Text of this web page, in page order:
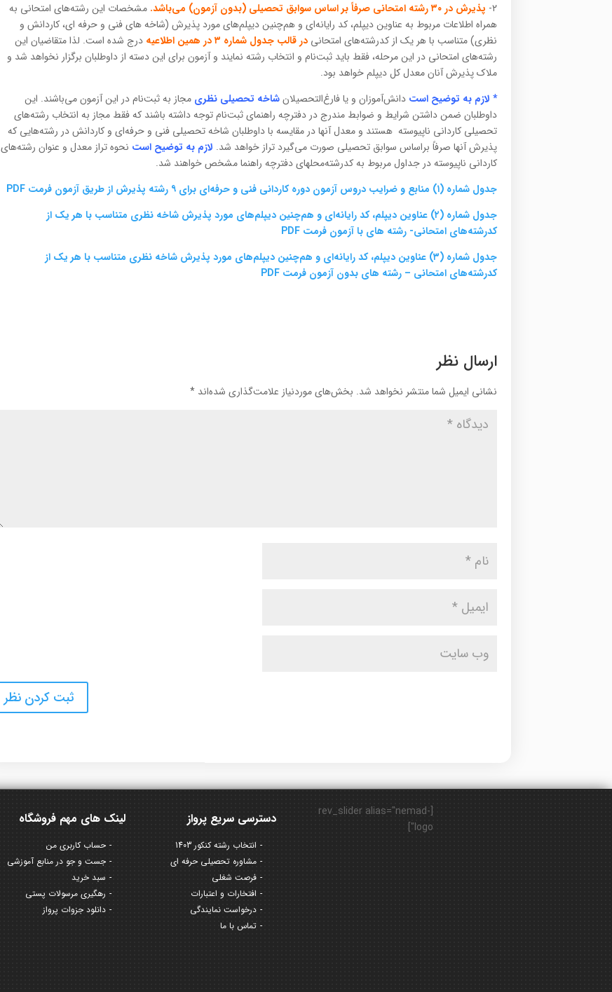
۲- پذیرش در ۳۰ رشته امتحانی صرفاً بر اساس سوابق تحصیلی (بدون آزمون) می‌باشد.
مشخصات این رشته‌های امتحانی به
همراه اطلاعات مربوط به عناوین دیپلم، کد رایانه‌ای و هم‌چنین دیپلم‌های مورد پذیرش (شاخه های فنی و حرفه ای، کاردانش و
نظری) متناسب با هر یک از کدرشته‌های امتحانی در قالب جدول شماره ۳ در همین اطلاعیه
درج شده است. لذا متقاضیان این
رشته‌های امتحانی در این مرحله، فقط باید ثبت‌نام و انتخاب رشته نمایند و آزمون برای این دسته از داوطلبان برگزار نخواهد شد و
ملاک پذیرش آنان معدل کل دیپلم خواهد بود.
* لازم به توضیح است دانش‌آموزان و یا فارغ‌التحصیلانشاخه تحصیلی نظری مجاز به ثبت‌نام در این آزمون می‌باشند. این
داوطلبان ضمن داشتن شرایط و ضوابط مندرج در دفترچه‌ راهنمای ثبت‌نام توجه داشته باشند که فقط مجاز به انتخاب رشته‌های
تحصیلی کاردانی ناپیوسته هستند و معدل آنها در مقایسه با داوطلبان شاخه تحصیلی فنی و حرفه‌ای و کاردانش در رشته‌هایی که
پذیرش آنها صرفاً براساس سوابق تحصیلی صورت می‌گیرد تراز خواهد شد. لازم به توضیح است نحوه تراز معدل و عنوان رشته‌های
کاردانی ناپیوسته در جداول مربوط به کدرشته‌محلهای دفترچه راهنما مشخص خواهند شد.
جدول شماره (۱) منابع و ضرایب دروس آزمون دوره کاردانی فنی و حرفه‌ای برای ۹ رشته پذیرش از طریق آزمون فرمت PDF
جدول شماره (۲) عناوین دیپلم، کد رایانه‌ای و هم‌چنین دیپلم‌های مورد پذیرش شاخه نظری متناسب با هر یک از
کدرشته‌های امتحانی- رشته های با آزمون فرمت PDF
جدول شماره (۳) عناوین دیپلم، کد رایانه‌ای و هم‌چنین دیپلم‌های مورد پذیرش شاخه نظری متناسب با هر یک از
کدرشته‌های امتحانی – رشته های بدون آزمون فرمت PDF
ارسال نظر
نشانی ایمیل شما منتشر نخواهد شد. بخش‌های موردنیاز علامت‌گذاری شده‌اند*
لینک های مهم فروشگاه
حساب کاربری من
جست و جو در منابع آموزشی
سبد خرید
رهگیری مرسولات پستی
دانلود جزوات پرواز
دسترسی سریع پرواز
انتخاب رشته کنکور 1403
مشاوره تحصیلی حرفه ای
فرصت شغلی
افتخارات و اعتبارات
درخواست نمایندگی
تماس با ما
[rev_slider alias="nemad-
logo"]